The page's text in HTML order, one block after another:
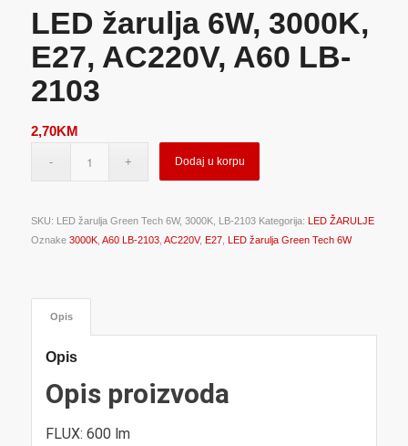
LED žarulja 6W, 3000K,
E27, AC220V, A60 LB-
2103
2,70KM
Dodaj u korpu
SKU: LED žarulja Green Tech 6W, 3000K, LB-2103 Kategorija: LED ŽARULJE
Oznake 3000K, A60 LB-2103, AC220V, E27, LED žarulja Green Tech 6W
Opis
Opis
Opis proizvoda
FLUX: 600 lm